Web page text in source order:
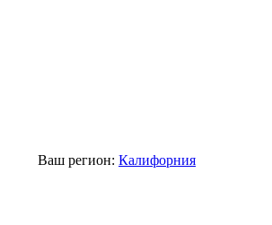
Ваш регион: Калифорния